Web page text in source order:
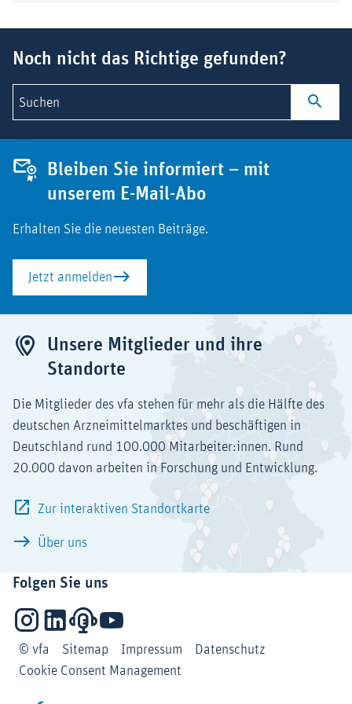
Noch nicht das Richtige gefunden?
Suchen
Bleiben Sie informiert – mit
unserem E-Mail-Abo
Erhalten Sie die neuesten Beiträge.
Jetzt anmelden
Unsere Mitglieder und ihre
Standorte
Die Mitglieder des vfa stehen für mehr als die Hälfte des
deutschen Arzneimittelmarktes und beschäftigen in
Deutschland rund 100.000 Mitarbeiter:innen. Rund
20.000 davon arbeiten in Forschung und Entwicklung.
Zur interaktiven Standortkarte
Über uns
Folgen Sie uns
InstagramLinkedInPodcastsYouTube
© vfa
Sitemap Impressum
Datenschutz
Cookie Consent Management